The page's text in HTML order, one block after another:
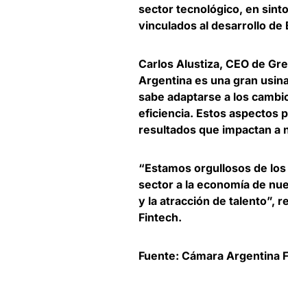
sector tecnológico, en
vinculados al desarrollo de
Carlos Alustiza, CEO de
Argentina es una gran
sabe adaptarse a los
eficiencia. Estos aspectos
resultados que impactan a
“Estamos orgullosos de
sector a la economía de
y la atracción de talento”,
Fintech.
Fuente: Cámara Argentina